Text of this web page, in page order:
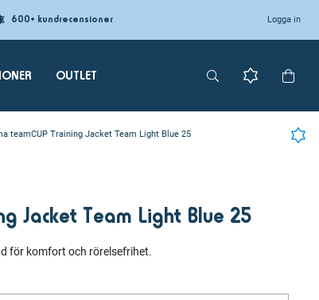
600+ kundrecensioner Logga in
OUTLET
teamCUP Training Jacket Team Light Blue 25
Jacket Team Light Blue 25
för komfort och rörelsefrihet.